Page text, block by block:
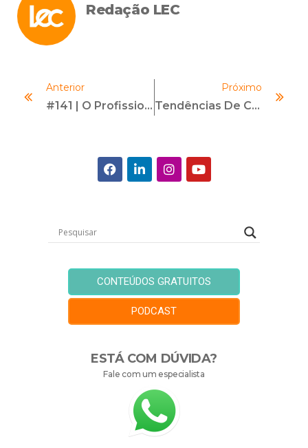
Redação LEC
Anterior
#141 | O Profissional De Compliance Do Futuro | Com Matheus Cunha E Marcio El Kalay
Próximo
Tendências De Compliance Para 2025
CONTEÚDOS GRATUITOS
PODCAST
ESTÁ COM DÚVIDA?
Fale com um especialista